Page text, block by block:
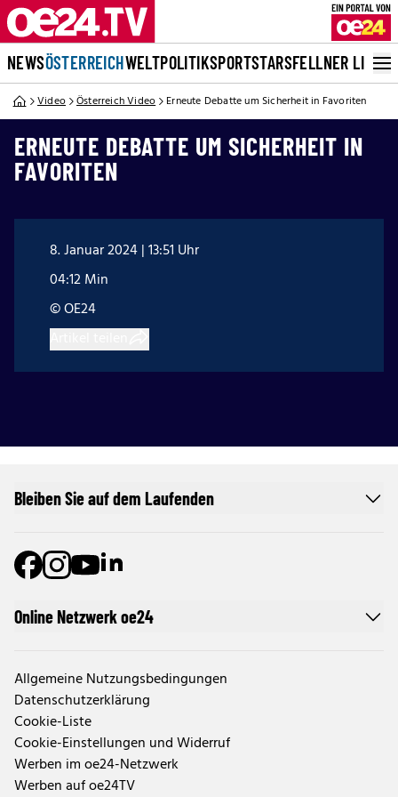
NEWSÖSTERREICHWELTPOLITIKSPORTSTARSFELLNER LIVE
Video Österreich Video Erneute Debatte um Sicherheit in Favoriten
ERNEUTE DEBATTE UM SICHERHEIT IN
FAVORITEN
8. Januar 2024 | 13:51 Uhr
04:12 Min
© OE24
Online Netzwerk oe24
Allgemeine Nutzungsbedingungen
Datenschutzerklärung
Cookie-Liste
Cookie-Einstellungen und Widerruf
Werben im oe24-Netzwerk
Werben auf oe24TV
Bleiben Sie auf dem Laufenden